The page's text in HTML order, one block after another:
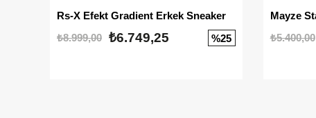
Rs-X Efekt Gradient Erkek Sneaker
₺8.999,00 ₺6.749,25 %25
₺5.400,00